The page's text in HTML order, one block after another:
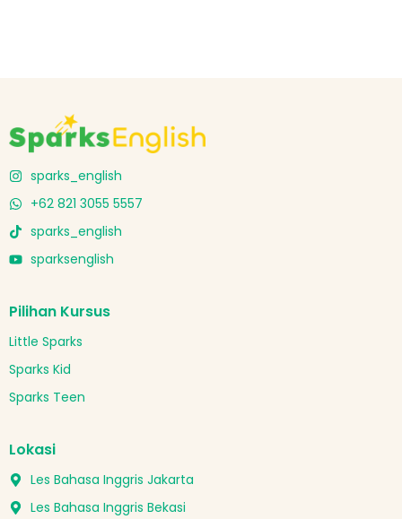
sparks_english
+62 821 3055 5557
sparks_english
sparksenglish
Pilihan Kursus
Little Sparks
Sparks Kid
Sparks Teen
Lokasi
Les Bahasa Inggris Jakarta
Les Bahasa Inggris Bekasi